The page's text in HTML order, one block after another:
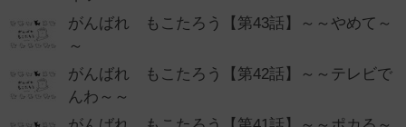
がんばれ もこたろう【第43話】～～やめて～
～
がんばれ もこたろう【第42話】～～テレビで
んわ～～